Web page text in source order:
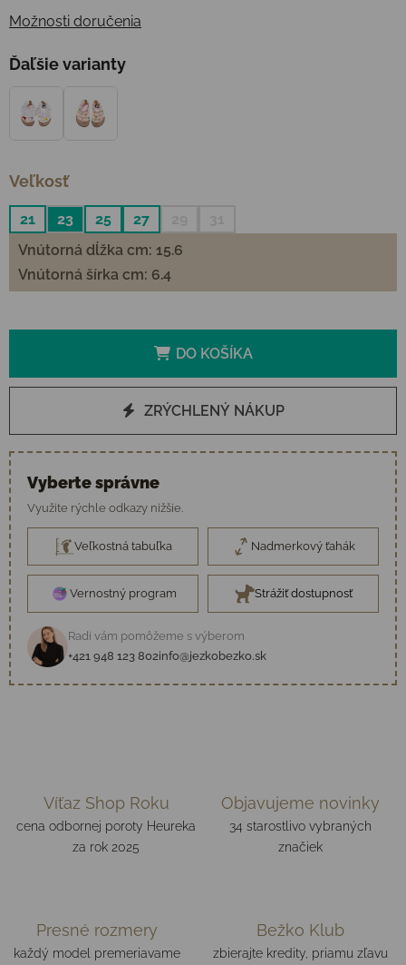
Možnosti doručenia
Ďaľšie varianty
Veľkosť
21 23 25 27
Vnútorná dĺžka cm: 15.6
Vnútorná šírka cm: 6.4
DO KOŠÍKA
ZRÝCHLENÝ NÁKUP
Vyberte správne
Využite rýchle odkazy nižšie.
Veľkostná tabuľka Nadmerkový ťahák
Vernostný program Strážiť dostupnosť
Radi vám pomôžeme s výberom
+421 948 123 802info@jezkobezko.sk
Víťaz Shop Roku
cena odbornej poroty Heureka
za rok 2025
Objavujeme novinky
34 starostlivo vybraných
značiek
Presné rozmery
každý model premeriavame
Bežko Klub
zbierajte kredity, priamu zľavu